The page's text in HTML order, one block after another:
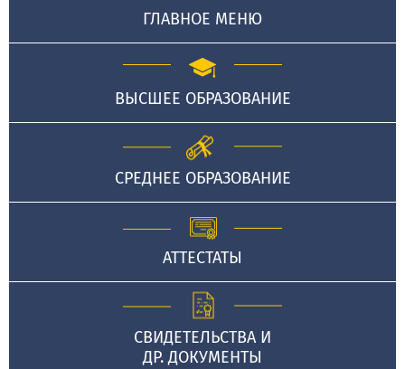
ГЛАВНОЕ МЕНЮ
ВЫСШЕЕ ОБРАЗОВАНИЕ
СРЕДНЕЕ ОБРАЗОВАНИЕ
АТТЕСТАТЫ
СВИДЕТЕЛЬСТВА И
ДР. ДОКУМЕНТЫ